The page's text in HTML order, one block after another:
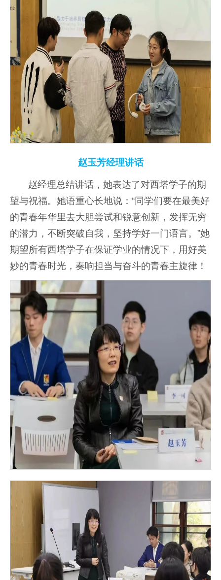
赵玉芳经理讲话
赵经理总结讲话，她表达了对西塔学子的期
望与祝福。她语重心长地说：“同学们要在最美好
的青春年华里去大胆尝试和锐意创新，发挥无穷
的潜力，不断突破自我，坚持学好一门语言。”她
期望所有西塔学子在保证学业的情况下，用好美
妙的青春时光，奏响担当与奋斗的青春主旋律！